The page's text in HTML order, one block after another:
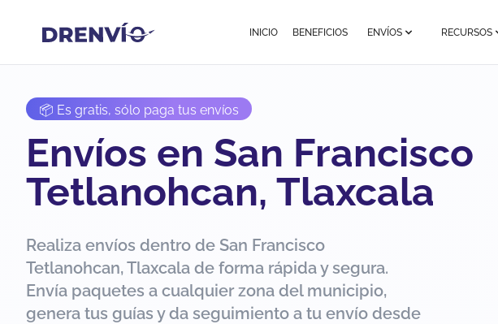
INICIO BENEFICIOS ENVÍOS RECURSOS
📦 Es gratis, sólo paga tus envíos
Envíos en San Francisco
Tetlanohcan, Tlaxcala
Realiza envíos dentro de San Francisco
Tetlanohcan, Tlaxcala de forma rápida y segura.
Envía paquetes a cualquier zona del municipio,
genera tus guías y da seguimiento a tu envío desde